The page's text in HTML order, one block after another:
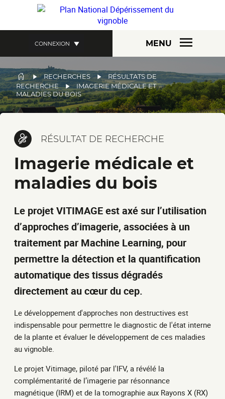
contenu
CONNEXION MENU
FIL
D'ARIANE
RECHERCHES
RÉSULTATS DE
RECHERCHE
IMAGERIE MÉDICALE ET
MALADIES DU BOIS
RÉSULTAT DE RECHERCHE
Imagerie médicale et
maladies du bois
Le projet VITIMAGE est axé sur l’utilisation
d’approches d’imagerie, associées à un
traitement par Machine Learning, pour
permettre la détection et la quantification
automatique des tissus dégradés
directement au cœur du cep.
Le développement d'approches non destructives est
indispensable pour permettre le diagnostic de l'état interne
de la plante et évaluer le développement de ces maladies
au vignoble.
Le projet Vitimage, piloté par l'IFV, a révélé la
complémentarité de l’imagerie par résonnance
magnétique (IRM) et de la tomographie aux Rayons X (RX)